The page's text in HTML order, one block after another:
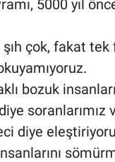
5000 yıl
çok, fakat
bozuk
soranlarımız
diye